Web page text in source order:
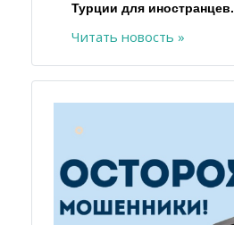
Турции для иностранцев.
Читать новость »